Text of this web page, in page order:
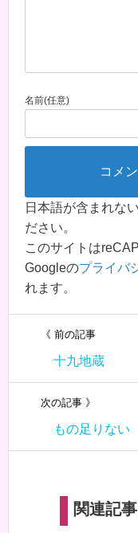
名前(任意)
日本語が含まれな
ださい。
このサイトは
Googleのプライバ
れます。
《 前の記事
十九地蔵
次の記事 》
もの足りない
関連記事